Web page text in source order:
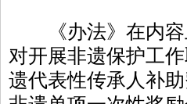
《办法》在内容
对开展非遗保护工
遗代表性传承人补